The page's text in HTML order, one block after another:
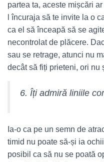
partea ta, aceste mișcări
l încuraja să te invite la o
ca el să înceapă să se
necontrolat de plăcere.
sau se retrage, atunci nu
decât să fiți prieteni, ori nu
6. Îți admiră liniile
Ia-o ca pe un semn de
timid nu poate să-și ia
posibil ca să nu se poată